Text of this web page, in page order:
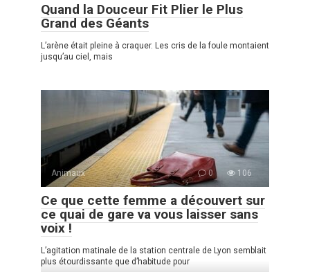
Quand la Douceur Fit Plier le Plus
Grand des Géants
L’arène était pleine à craquer. Les cris de la foule montaient
jusqu’au ciel, mais
Animaux 0 106
Ce que cette femme a découvert sur
ce quai de gare va vous laisser sans
voix !
L’agitation matinale de la station centrale de Lyon semblait
plus étourdissante que d’habitude pour